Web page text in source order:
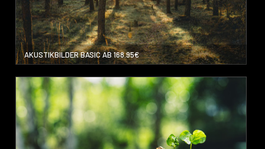
AKUSTIKBILDER BASIC AB 168.95€